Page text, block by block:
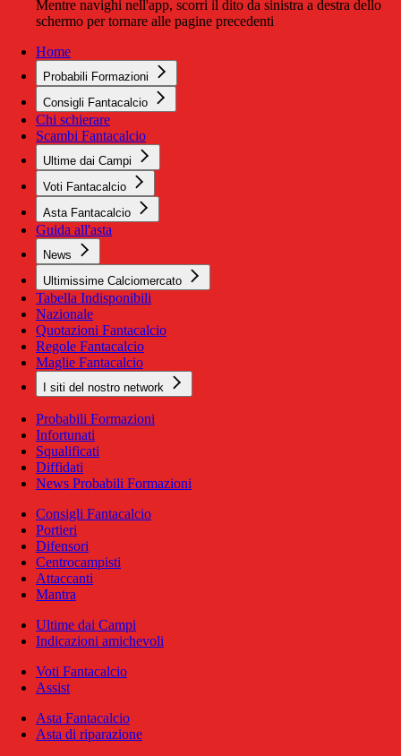
Mentre navighi nell'app, scorri il dito da sinistra a destra dello
schermo per tornare alle pagine precedenti
Home
Probabili Formazioni
Consigli Fantacalcio
Chi schierare
Scambi Fantacalcio
Ultime dai Campi
Voti Fantacalcio
Asta Fantacalcio
Guida all'asta
News
Ultimissime Calciomercato
Tabella Indisponibili
Nazionale
Quotazioni Fantacalcio
Regole Fantacalcio
Maglie Fantacalcio
I siti del nostro network
Probabili Formazioni
Infortunati
Squalificati
Diffidati
News Probabili Formazioni
Consigli Fantacalcio
Portieri
Difensori
Centrocampisti
Attaccanti
Mantra
Ultime dai Campi
Indicazioni amichevoli
Voti Fantacalcio
Assist
Asta Fantacalcio
Asta di riparazione